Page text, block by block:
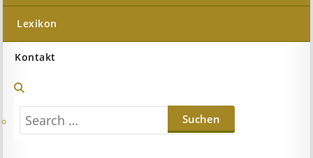
Lexikon
Kontakt